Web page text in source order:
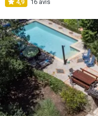
4,9 16 avis